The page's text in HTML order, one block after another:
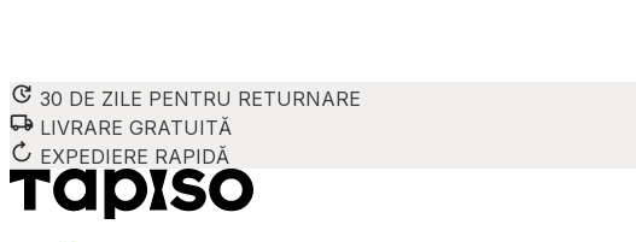
30 DE ZILE PENTRU RETURNARE
LIVRARE GRATUITĂ
EXPEDIERE RAPIDĂ